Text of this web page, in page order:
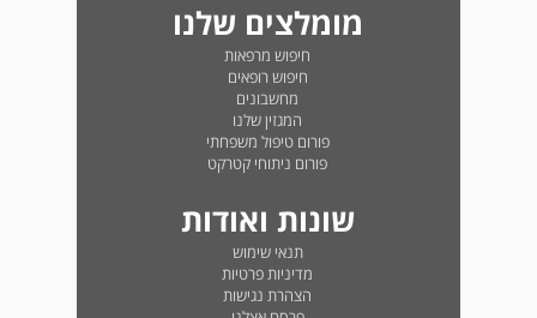
מומלצים שלנו
חיפוש מרפאות
חיפוש רופאים
מחשבונים
המגזין שלנו
פורום טיפול משפחתי
פורום ניתוחי קטרקט
שונות ואודות
תנאי שימוש
מדיניות פרטיות
הצהרת נגישות